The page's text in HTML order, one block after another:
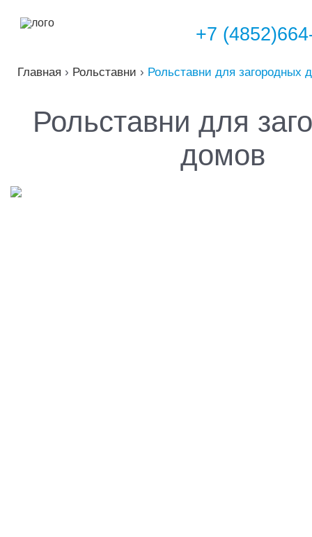
+7
Главная › Рольставни › Рольставни для загородных
Рольставни для
домов